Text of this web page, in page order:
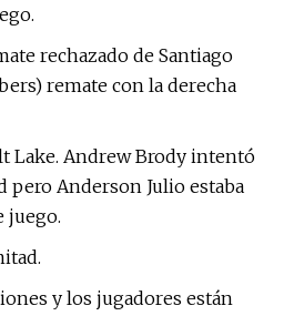
rechazado de Santiago
remate con la derecha
Lake. Andrew Brody intentó
pero Anderson Julio estaba
juego.
y los jugadores están